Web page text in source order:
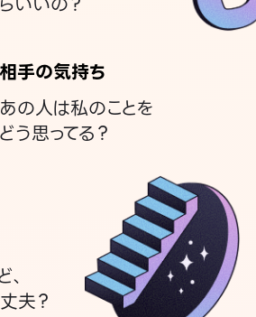
相手の気持ち
あの人は私のことを
どう思ってる？
夫？